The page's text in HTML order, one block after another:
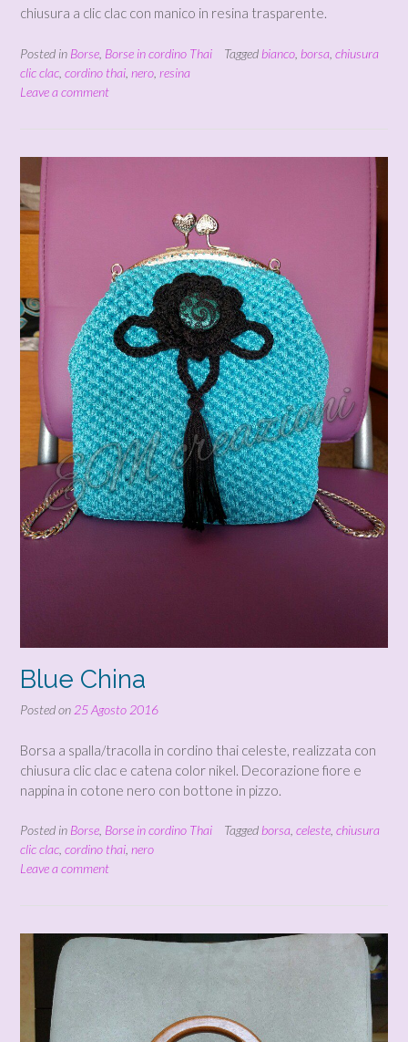
chiusura a clic clac con manico in resina trasparente.
Posted in Borse Borse in cordino Thai Tagged bianco borsa chiusura
clic clac cordino thai nero resina
Leave a comment
Blue China
Posted on 25 Agosto 2016
Borsa a spalla/tracolla in cordino thai celeste, realizzata con
chiusura clic clac e catena color nikel. Decorazione fiore e
nappina in cotone nero con bottone in pizzo.
Posted in Borse Borse in cordino Thai Tagged borsa celeste chiusura
clic clac cordino thai nero
Leave a comment